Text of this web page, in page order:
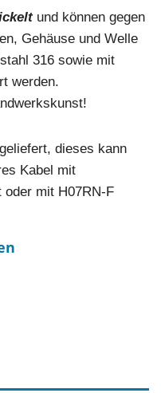
und können gegen
Gehäuse und Welle
316 sowie mit
werden.
dieses kann
Kabel mit
mit H07RN-F